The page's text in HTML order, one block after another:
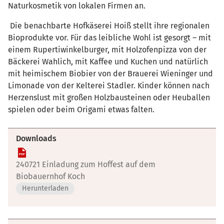
Naturkosmetik von lokalen Firmen an.
Die benachbarte Hofkäserei Hoiß stellt ihre regionalen
Bioprodukte vor. Für das leibliche Wohl ist gesorgt – mit
einem Rupertiwinkelburger, mit Holzofenpizza von der
Bäckerei Wahlich, mit Kaffee und Kuchen und natürlich
mit heimischem Biobier von der Brauerei Wieninger und
Limonade von der Kelterei Stadler. Kinder können nach
Herzenslust mit großen Holzbausteinen oder Heuballen
spielen oder beim Origami etwas falten.
Downloads
240721 Einladung zum Hoffest auf dem
Biobauernhof Koch
Herunterladen